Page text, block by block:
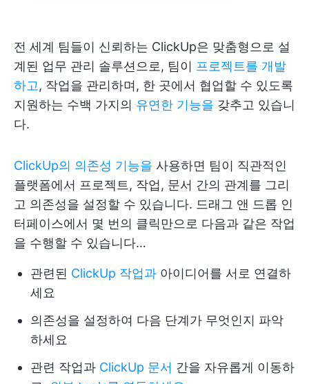
전 세계 팀들이 신뢰하는 ClickUp은 맞춤형으로 설
계된 업무 관리 솔루션으로, 팀이 프로젝트를 개발
하고 , 작업을 관리하며, 한 곳에서 협업할 수 있도록
지원하는 수백 가지의 유연한 기능을 갖추고 있습니
다.
ClickUp의 의존성 기능을 사용하면 팀이 직관적인
플랫폼에서 프로젝트, 작업, 문서 간의 관계를 그리
고 의존성을 설정할 수 있습니다. 드래그 앤 드롭 인
터페이스에서 몇 번의 클릭만으로 다음과 같은 작업
을 수행할 수 있습니다…
관련된 ClickUp 작업과 아이디어를 서로 연결하
세요
의존성을 설정하여 다음 단계가 무엇인지 파악
하세요
관련 작업과 ClickUp 문서 간을 자유롭게 이동하